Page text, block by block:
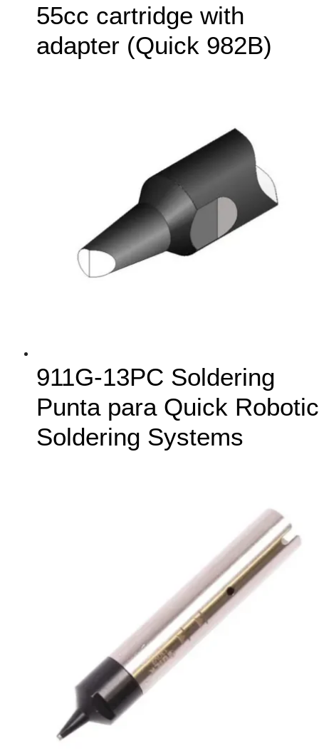
55cc cartridge with
adapter (Quick 982B)
911G-13PC Soldering
Punta para Quick Robotic
Soldering Systems